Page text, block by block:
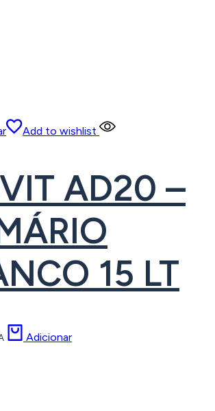
Add to wishlist
AD20 –
15 LT
Adicionar